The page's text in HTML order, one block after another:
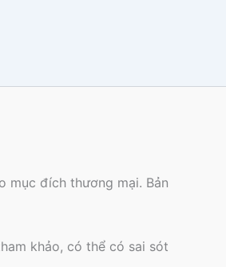
mục đích thương mại. Bản
khảo, có thể có sai sót